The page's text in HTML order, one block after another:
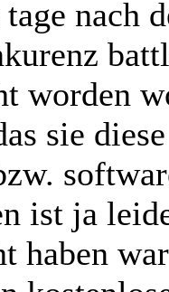
nach
worden
sie
ist ja
haben